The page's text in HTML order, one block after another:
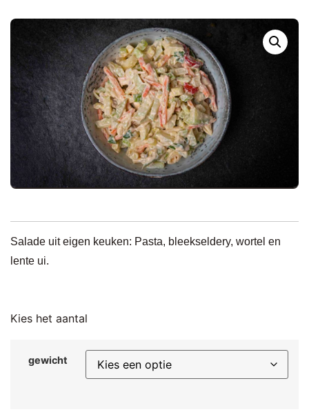
Salade uit eigen keuken: Pasta, bleekseldery, wortel en
lente ui.
Kies het aantal
gewicht